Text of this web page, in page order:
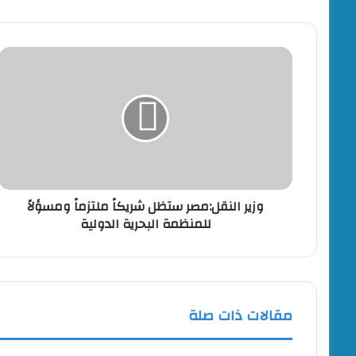
الإتحاد السكندري يواجه الزمالك فى الجولة الأولى
وزير
الدولية
وزير النقل:مصر ستظل شريكاً ملتزماً ومسؤلاً
للمنظمة البحرية الدولية
مقالات ذات صلة